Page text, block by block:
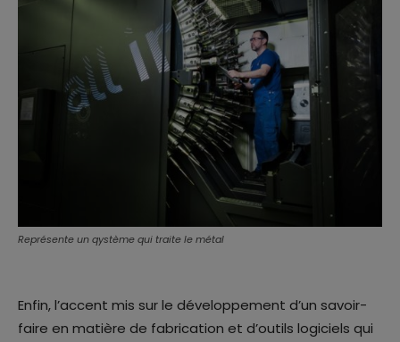
Représente un qystème qui traite le métal
Enfin, l’accent mis sur le développement d’un savoir-
faire en matière de fabrication et d’outils logiciels qui